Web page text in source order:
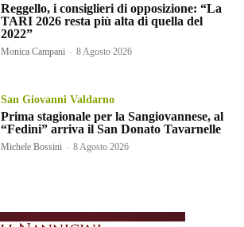
Reggello, i consiglieri di opposizione: “La
TARI 2026 resta più alta di quella del
2022”
Monica Campani - 8 Agosto 2026
San Giovanni Valdarno
Prima stagionale per la Sangiovannese, al
“Fedini” arriva il San Donato Tavarnelle
Michele Bossini - 8 Agosto 2026